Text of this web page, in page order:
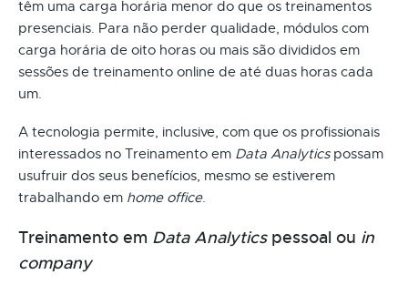
têm uma carga horária menor do que os treinamentos
presenciais. Para não perder qualidade, módulos com
carga horária de oito horas ou mais são divididos em
sessões de treinamento online de até duas horas cada
um.
A tecnologia permite, inclusive, com que os profissionais
interessados no Treinamento em Data Analyticspossam
usufruir dos seus benefícios, mesmo se estiverem
trabalhando em home office.
Treinamento em Data Analyticspessoal ou in
company